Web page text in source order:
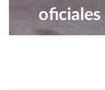
oficiales